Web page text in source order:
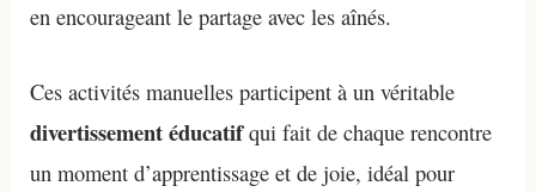
en encourageant le partage avec les aînés.
Ces activités manuelles participent à un véritable
divertissement éducatifqui fait de chaque rencontre
un moment d’apprentissage et de joie, idéal pour